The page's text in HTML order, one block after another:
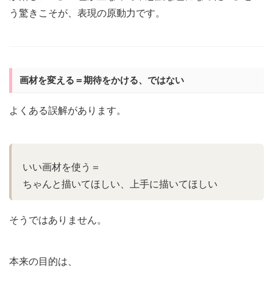
う驚きこそが、表現の原動力です。
画材を変える＝期待をかける、ではない
よくある誤解があります。
いい画材を使う＝
ちゃんと描いてほしい、上手に描いてほしい
そうではありません。
本来の目的は、